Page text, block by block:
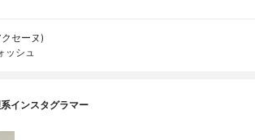
セーヌ)
ッシュ
インスタグラマー